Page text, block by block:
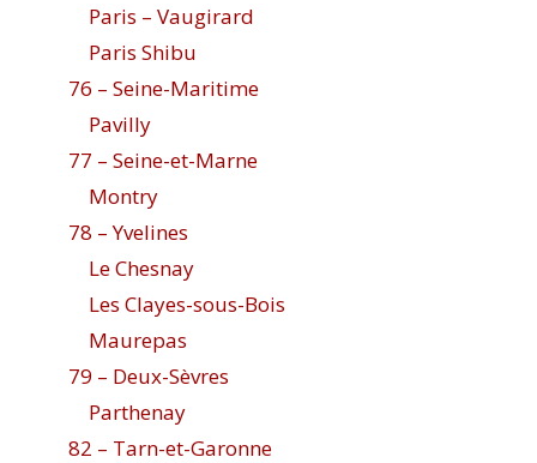
Paris – Vaugirard
Paris Shibu
76 – Seine-Maritime
Pavilly
77 – Seine-et-Marne
Montry
78 – Yvelines
Le Chesnay
Les Clayes-sous-Bois
Maurepas
79 – Deux-Sèvres
Parthenay
82 – Tarn-et-Garonne